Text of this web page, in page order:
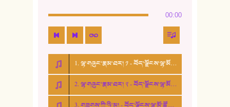
15. ཤམ་པ་ལ་ཡི་སྲས་མོ།
16. ལྷ་བུ་དར་བུ།
17. ང་བོད་པ་ཡིན། - ཕུར་བུ་རྣམ་རྒྱལ།
18. ང་ལ་བྱམས་པའི་ཨ་མ།
00:00
1. ལྷ་གཞུང་རྣམ་ཐར། ༡ - བོད་ལྗོངས་ལྷ་མོ་ཚོགས་པ།
2. ལྷ་གཞུང་རྣམ་ཐར། ༢ - བོད་ལྗོངས་ལྷ་མོ་ཚོགས་པ།